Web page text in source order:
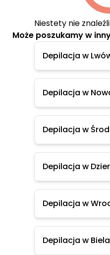
Niestety nie
Może poszukamy w
Depilacja w
Depilacja w
Depilacja w
Depilacja w
Depilacja w
Depilacja w